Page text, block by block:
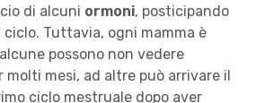
di alcuni ormoni, posticipando
Tuttavia, ogni mamma è
possono non vedere
molti mesi, ad altre può arrivare il
ciclo mestruale dopo aver